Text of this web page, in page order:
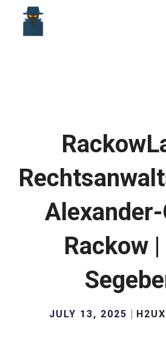
content
Rackow |
JULY 13, 2025